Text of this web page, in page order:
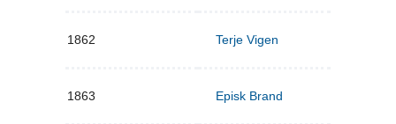
1862 Terje Vigen
1863 Episk Brand